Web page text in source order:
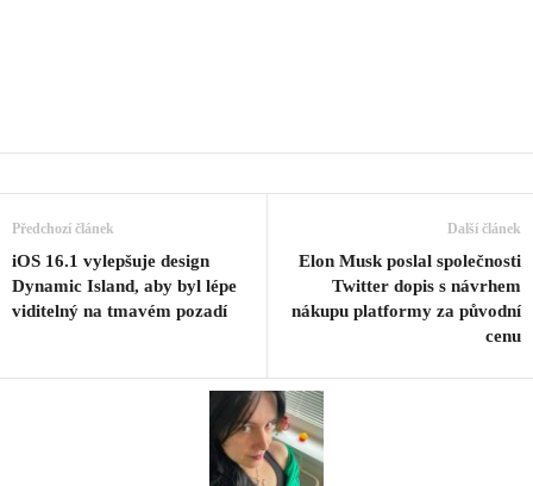
Předchozí článek
iOS 16.1 vylepšuje design
Dynamic Island, aby byl lépe
viditelný na tmavém pozadí
Další článek
Elon Musk poslal společnosti
Twitter dopis s návrhem
nákupu platformy za původní
cenu